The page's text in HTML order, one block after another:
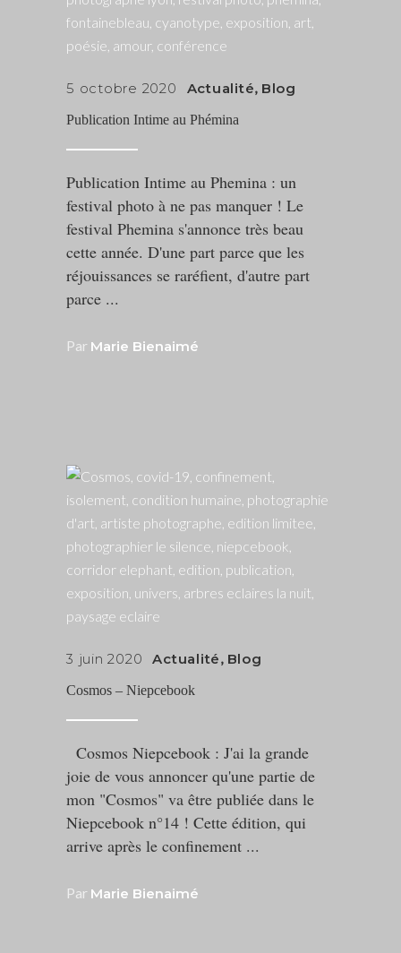
5 octobre 2020 Actualité, Blog
Publication Intime au Phémina
Publication Intime au Phemina : un
festival photo à ne pas manquer ! Le
festival Phemina s'annonce très beau
cette année. D'une part parce que les
réjouissances se raréfient, d'autre part
parce
Par Marie Bienaimé
3 juin 2020 Actualité, Blog
Cosmos – Niepcebook
Cosmos Niepcebook : J'ai la grande
joie de vous annoncer qu'une partie de
mon "Cosmos" va être publiée dans le
Niepcebook n°14 ! Cette édition, qui
arrive après le confinement
Par Marie Bienaimé